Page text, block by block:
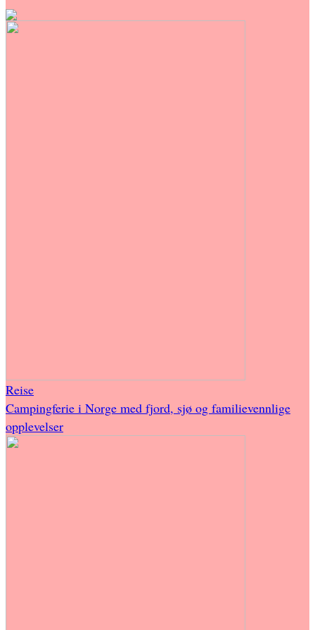
Reise
Campingferie i Norge med fjord, sjø og familievennlige
opplevelser